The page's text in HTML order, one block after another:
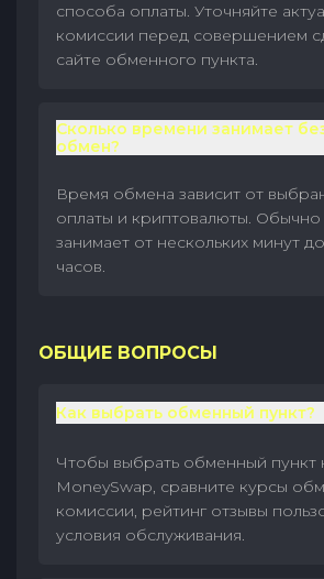
способа оплаты. Уточняйте
комиссии перед совершением
сайте обменного пункта.
Сколько времени занимает
обмен?
Время обмена зависит от
оплаты и криптовалюты.
занимает от нескольких минут
часов.
ОБЩИЕ ВОПРОСЫ
Как выбрать обменный пункт?
Чтобы выбрать обменный пункт
MoneySwap, сравните курсы
комиссии, рейтинг отзывы
условия обслуживания.